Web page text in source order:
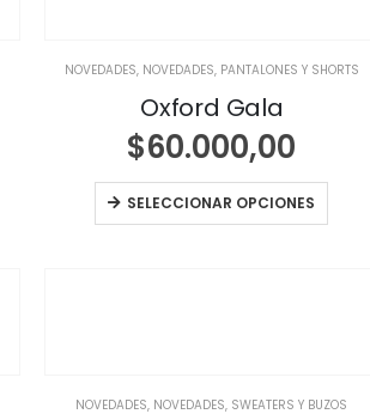
NOVEDADES, NOVEDADES, PANTALONES Y SHORTS
Oxford Gala
$60.000,00
SELECCIONAR OPCIONES
NOVEDADES, NOVEDADES, SWEATERS Y BUZOS